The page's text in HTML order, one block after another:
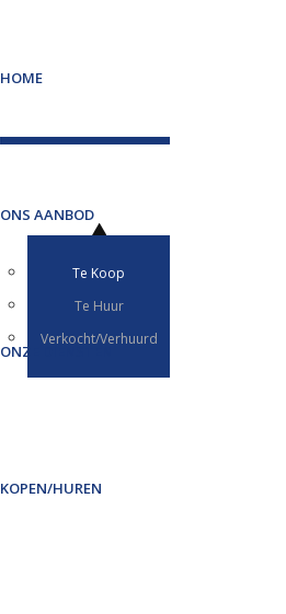
HOME
ONS AANBOD
Te Koop
Te Huur
Verkocht/Verhuurd
ONZE DIENSTEN
KOPEN/HUREN